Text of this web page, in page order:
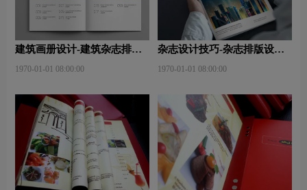
建筑画册设计-建筑杂志排版
用？
1970-01-01 08:00:00
杂志设计技巧-杂志排版设计
1970-01-01 08:00:00